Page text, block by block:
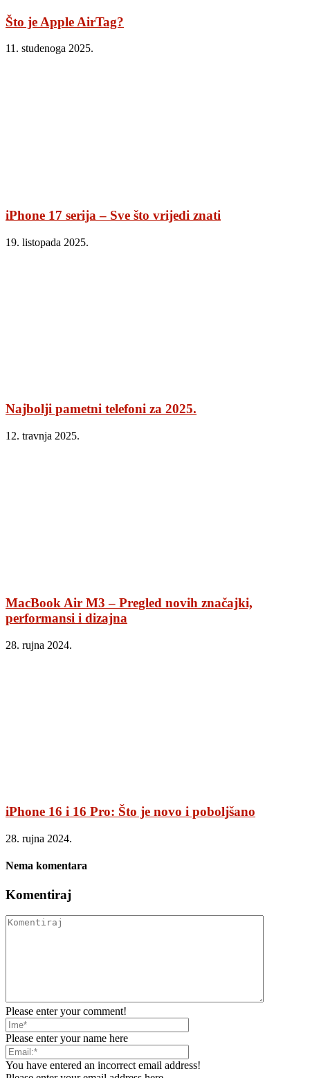
Što je Apple AirTag?
11. studenoga 2025.
iPhone 17 serija – Sve što vrijedi znati
19. listopada 2025.
Najbolji pametni telefoni za 2025.
12. travnja 2025.
MacBook Air M3 – Pregled novih značajki,
performansi i dizajna
28. rujna 2024.
iPhone 16 i 16 Pro: Što je novo i poboljšano
28. rujna 2024.
Nema komentara
Komentiraj
Please enter your comment!
Please enter your name here
You have entered an incorrect email address!